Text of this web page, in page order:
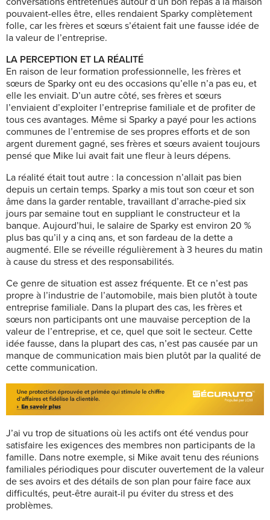
pouvaient-elles être, elles rendaient Sparky complètement
folle, car les frères et sœurs s’étaient fait une fausse idée de
la valeur de l’entreprise.
LA PERCEPTION ET LA RÉALITÉ
En raison de leur formation professionnelle, les frères et
sœurs de Sparky ont eu des occasions qu’elle n’a pas eu, et
elle les enviait. D’un autre côté, ses frères et sœurs
l’enviaient d’exploiter l’entreprise familiale et de profiter de
tous ces avantages. Même si Sparky a payé pour les actions
communes de l’entremise de ses propres efforts et de son
argent durement gagné, ses frères et sœurs avaient toujours
pensé que Mike lui avait fait une fleur à leurs dépens.
La réalité était tout autre : la concession n’allait pas bien
depuis un certain temps. Sparky a mis tout son cœur et son
âme dans la garder rentable, travaillant d’arrache-pied six
jours par semaine tout en suppliant le constructeur et la
banque. Aujourd’hui, le salaire de Sparky est environ 20 %
plus bas qu’il y a cinq ans, et son fardeau de la dette a
augmenté. Elle se réveille régulièrement à 3 heures du matin
à cause du stress et des responsabilités.
Ce genre de situation est assez fréquente. Et ce n’est pas
propre à l’industrie de l’automobile, mais bien plutôt à toute
entreprise familiale. Dans la plupart des cas, les frères et
sœurs non participants ont une mauvaise perception de la
valeur de l’entreprise, et ce, quel que soit le secteur. Cette
idée fausse, dans la plupart des cas, n’est pas causée par un
manque de communication mais bien plutôt par la qualité de
cette communication.
J’ai vu trop de situations où les actifs ont été vendus pour
satisfaire les exigences des membres non participants de la
famille. Dans notre exemple, si Mike avait tenu des réunions
familiales périodiques pour discuter ouvertement de la valeur
de ses avoirs et des détails de son plan pour faire face aux
difficultés, peut-être aurait-il pu éviter du stress et des
problèmes.